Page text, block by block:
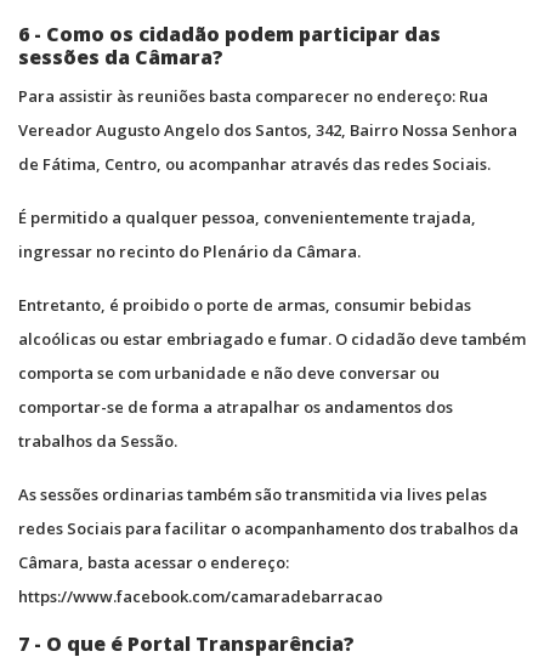
6 - Como os cidadão podem participar das
sessões da Câmara?
Para assistir às reuniões basta comparecer no endereço: Rua
Vereador Augusto Angelo dos Santos, 342, Bairro Nossa Senhora
de Fátima, Centro, ou acompanhar através das redes Sociais.
É permitido a qualquer pessoa, convenientemente trajada,
ingressar no recinto do Plenário da Câmara.
Entretanto, é proibido o porte de armas, consumir bebidas
alcoólicas ou estar embriagado e fumar. O cidadão deve também
comporta se com urbanidade e não deve conversar ou
comportar-se de forma a atrapalhar os andamentos dos
trabalhos da Sessão.
As sessões ordinarias também são transmitida via lives pelas
redes Sociais para facilitar o acompanhamento dos trabalhos da
Câmara, basta acessar o endereço:
https://www.facebook.com/camaradebarracao
7 - O que é Portal Transparência?